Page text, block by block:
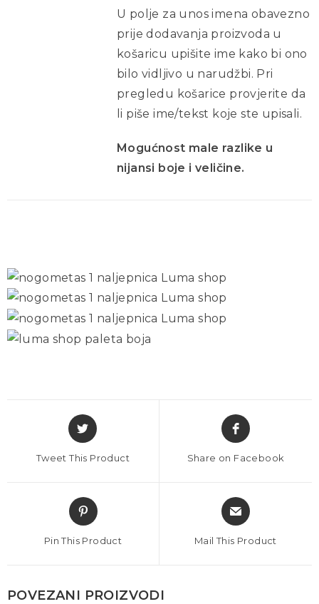
U polje za unos imena obavezno
prije dodavanja proizvoda u
košaricu upišite ime kako bi ono
bilo vidljivo u narudžbi. Pri
pregledu košarice provjerite da
li piše ime/tekst koje ste upisali.
Mogućnost male razlike u
nijansi boje i veličine.
Tweet This Product Share on Facebook
Pin This Product Mail This Product
POVEZANI PROIZVODI
BRZI PREGLED